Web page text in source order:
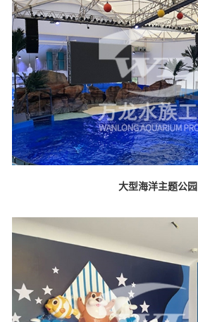
大型海洋主题公园